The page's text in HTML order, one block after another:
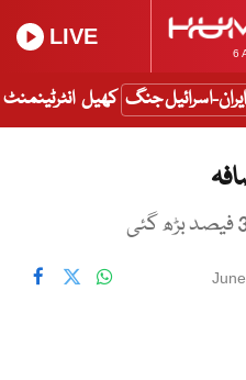
6
LIVE
ایران-اسرائیل جنگ کھیل انٹرٹینمنٹ